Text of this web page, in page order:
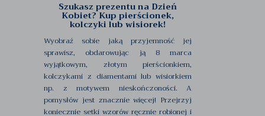
Szukasz prezentu na Dzień
Kobiet? Kup pierścionek,
kolczyki lub wisiorek!
Wyobraź sobie jaką przyjemność jej
sprawisz, obdarowując ją 8 marca
wyjątkowym, złotym pierścionkiem,
kolczykami z diamentami lub wisiorkiem
np. z motywem nieskończoności. A
pomysłów jest znacznie więcej! Przejrzyj
koniecznie setki wzorów ręcznie robionej i